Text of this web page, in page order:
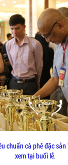
Minh
công với
thiết chế
chuẩn cà phê đặc
xem tại buổi lễ.